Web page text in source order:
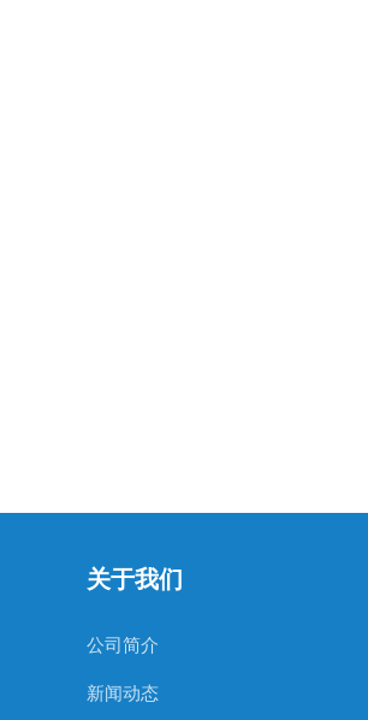
关于我们
公司简介
新闻动态